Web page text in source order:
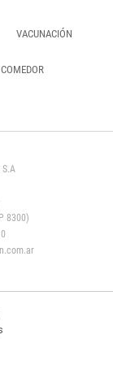
VACUNACIÓN
8300)